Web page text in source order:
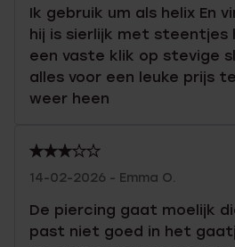
Ik gebruik um als helix En
hij is sierlijk met
een vaste klik op stevige
alles voor een leuke prijs
weer heen
14-02-2026 - Emma O.
De piercing gaat moelijk
past niet goed in het